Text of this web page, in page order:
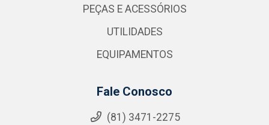
PEÇAS E ACESSÓRIOS
UTILIDADES
EQUIPAMENTOS
Fale Conosco
(81) 3471-2275